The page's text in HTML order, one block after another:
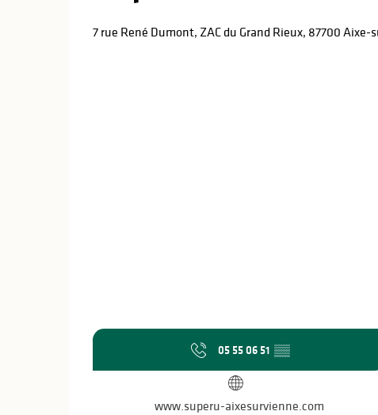
7 rue René Dumont, ZAC du Grand Rieux, 87700 Aixe-
05 55 06 51 ▒▒
www.superu-aixesurvienne.com